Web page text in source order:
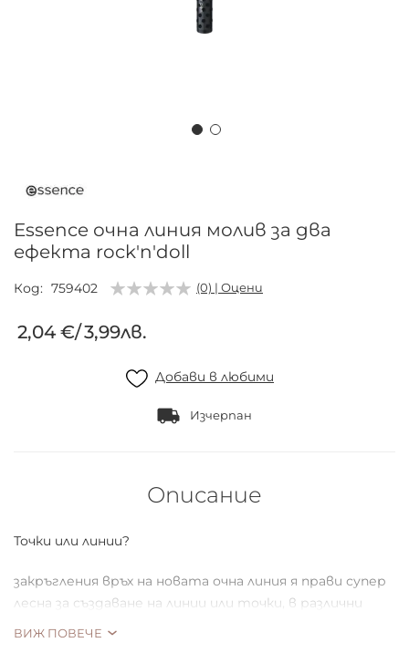
началото
галерия
със
снимки
Essence очна линия молив за два
ефекта rock'n'doll
Код 759402 (0) | Оцени
2,04 €/3,99лв.
Добави в любими
Изчерпан
Описание
Точки или линии?
закръгления връх на новата очна линия я прави супер
лесна за създаване на линии или точки, в различни
ВИЖ ПОВЕЧЕ